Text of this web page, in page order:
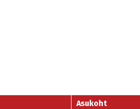
Asukoht